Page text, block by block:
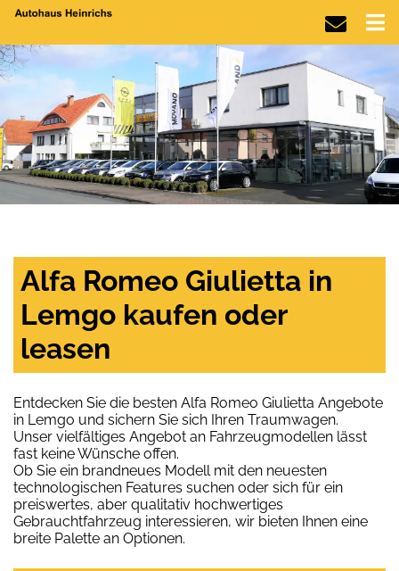
Alfa Romeo Giulietta in
Lemgo kaufen oder
leasen
Entdecken Sie die besten Alfa Romeo Giulietta Angebote
in Lemgo und sichern Sie sich Ihren Traumwagen.
Unser vielfältiges Angebot an Fahrzeugmodellen lässt
fast keine Wünsche offen.
Ob Sie ein brandneues Modell mit den neuesten
technologischen Features suchen oder sich für ein
preiswertes, aber qualitativ hochwertiges
Gebrauchtfahrzeug interessieren, wir bieten Ihnen eine
breite Palette an Optionen.